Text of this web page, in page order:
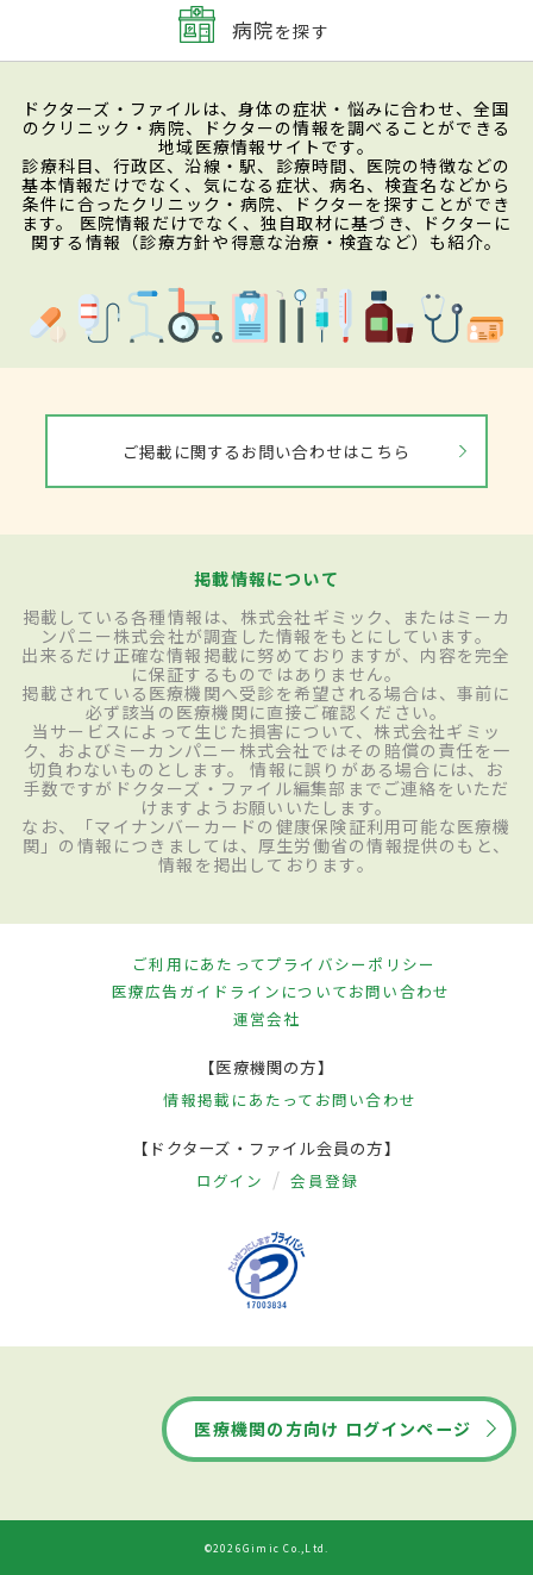
病院を探す
ドクターズ・ファイルは、身体の症状・悩みに合わせ、全国
のクリニック・病院、ドクターの情報を調べることができる
地域医療情報サイトです。
診療科目、行政区、沿線・駅、診療時間、医院の特徴などの
基本情報だけでなく、気になる症状、病名、検査名などから
条件に合ったクリニック・病院、ドクターを探すことができ
ます。 医院情報だけでなく、独自取材に基づき、ドクターに
関する情報（診療方針や得意な治療・検査など）も紹介。
ご掲載に関するお問い合わせはこちら
掲載情報について
掲載している各種情報は、株式会社ギミック、またはミーカ
ンパニー株式会社が調査した情報をもとにしています。
出来るだけ正確な情報掲載に努めておりますが、内容を完全
に保証するものではありません。
掲載されている医療機関へ受診を希望される場合は、事前に
必ず該当の医療機関に直接ご確認ください。
当サービスによって生じた損害について、株式会社ギミッ
ク、およびミーカンパニー株式会社ではその賠償の責任を一
切負わないものとします。 情報に誤りがある場合には、お
手数ですがドクターズ・ファイル編集部までご連絡をいただ
けますようお願いいたします。
なお、「マイナンバーカードの健康保険証利用可能な医療機
関」の情報につきましては、厚生労働省の情報提供のもと、
情報を掲出しております。
ご利用にあたってプライバシーポリシー
医療広告ガイドラインについてお問い合わせ
運営会社
【医療機関の方】
情報掲載にあたって お問い合わせ
【ドクターズ・ファイル会員の方】
ログイン 会員登録
医療機関の方向け ログインページ
©2026Gimic Co.,Ltd.